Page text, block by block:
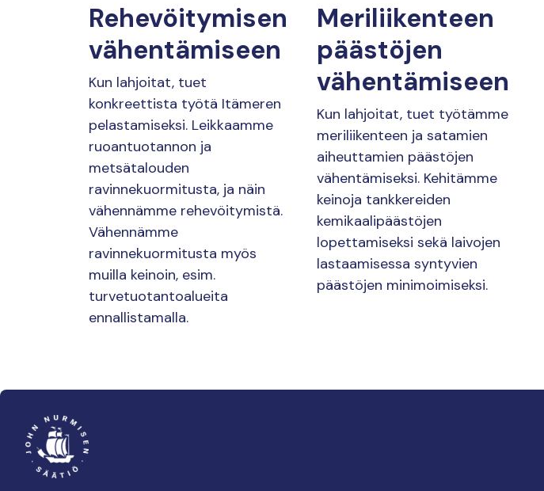
Rehevöitymisen
vähentämiseen
Kun lahjoitat, tuet
konkreettista työtä Itämeren
pelastamiseksi. Leikkaamme
ruoantuotannon ja
metsätalouden
ravinnekuormitusta, ja näin
vähennämme rehevöitymistä.
Vähennämme
ravinnekuormitusta myös
muilla keinoin, esim.
turvetuotantoalueita
ennallistamalla.
Meriliikenteen
päästöjen
vähentämiseen
Kun lahjoitat, tuet työtämme
meriliikenteen ja satamien
aiheuttamien päästöjen
vähentämiseksi. Kehitämme
keinoja tankkereiden
kemikaalipäästöjen
lopettamiseksi sekä laivojen
lastaamisessa syntyvien
päästöjen minimoimiseksi.